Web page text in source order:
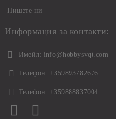
Пишете ни
Информация за контакти:
Имейл: info@hobbysvqt.com
Телефон: +359893782676
Телефон: +359888837004